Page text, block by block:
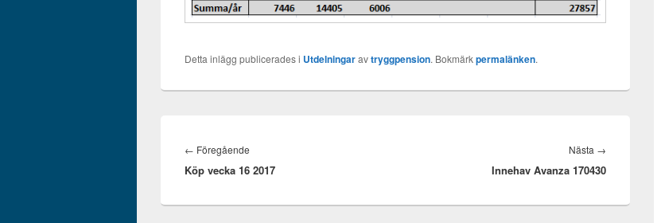
Detta inlägg publicerades i Utdelningaravtryggpension. Bokmärkpermalänken.
← Föregående
inlägg:
Köp vecka 16 2017
Nästa →
inlägg:
Innehav Avanza 170430